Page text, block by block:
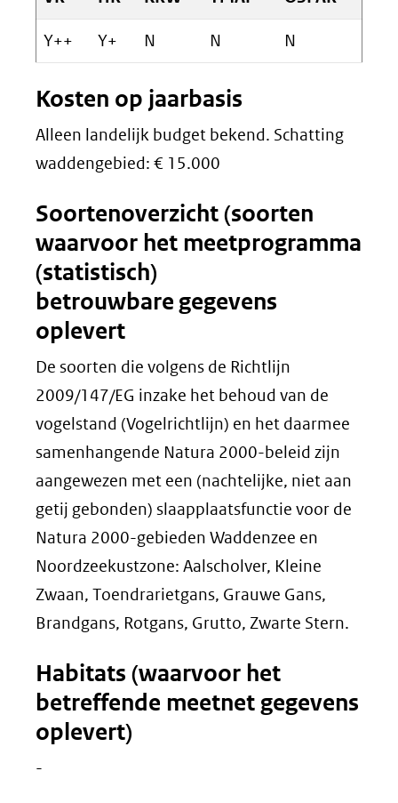
Y++ Y+ N N N
Kosten op jaarbasis
Alleen landelijk budget bekend. Schatting
waddengebied: € 15.000
Soortenoverzicht (soorten
waarvoor het meetprogramma
(statistisch)
betrouwbare gegevens
oplevert
De soorten die volgens de Richtlijn
2009/147/EG inzake het behoud van de
vogelstand (Vogelrichtlijn) en het daarmee
samenhangende Natura 2000-beleid zijn
aangewezen met een (nachtelijke, niet aan
getij gebonden) slaapplaatsfunctie voor de
Natura 2000-gebieden Waddenzee en
Noordzeekustzone: Aalscholver, Kleine
Zwaan, Toendrarietgans, Grauwe Gans,
Brandgans, Rotgans, Grutto, Zwarte Stern.
Habitats (waarvoor het
betreffende meetnet gegevens
oplevert)
-